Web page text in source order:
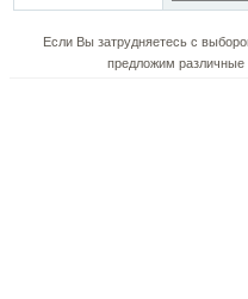
Если Вы затрудняетесь с
предложим различные